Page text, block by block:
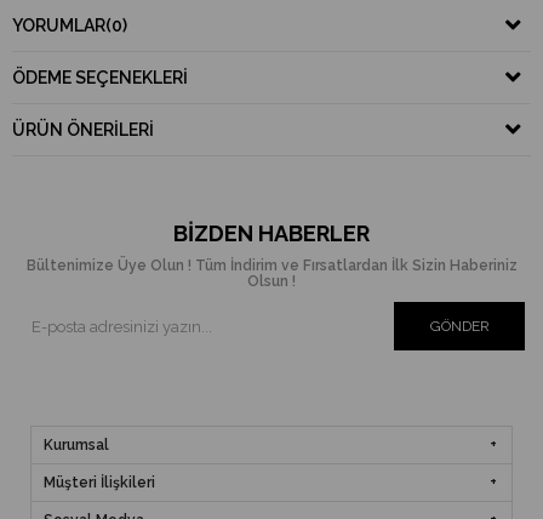
YORUMLAR(0)
ÖDEME SEÇENEKLERI
ÜRÜN ÖNERILERI
BIZDEN HABERLER
Bültenimize Üye Olun ! Tüm İndirim ve Fırsatlardan İlk Sizin Haberiniz
Olsun !
GÖNDER
Kurumsal
Müşteri İlişkileri